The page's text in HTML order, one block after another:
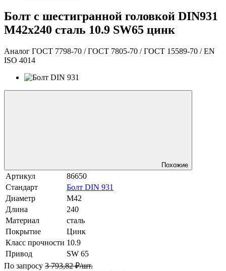
Болт с шестигранной головкой DIN931
М42х240 сталь 10.9 SW65 цинк
Аналог ГОСТ 7798-70 / ГОСТ 7805-70 / ГОСТ 15589-70 / EN
ISO 4014
Похожие
Артикул
86650
Стандарт
Болт DIN 931
Диаметр
М42
Длина
240
Материал
сталь
Покрытие
Цинк
Класс прочности 10.9
Привод
SW 65
По запросу 3 793,82 ₽/шт.